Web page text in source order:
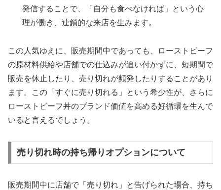
発信することで、「自分も食べなければ」という心
理が働き、連鎖的な来店を生みます。
この人気ゆえに、販売期間中であっても、ローストビーフ
の原材料供給や店舗での仕込みが追い付かずに、短期間で
販売を休止したり、売り切れが頻発したりすることがあり
ます。この「すぐに売り切れる」という希少性が、さらに
ローストビーフ丼のブランド価値を高める好循環を生んで
いると言えるでしょう。
売り切れ時の持ち帰りオプションについて
販売期間中に店舗で「売り切れ」と告げられた場合、持ち